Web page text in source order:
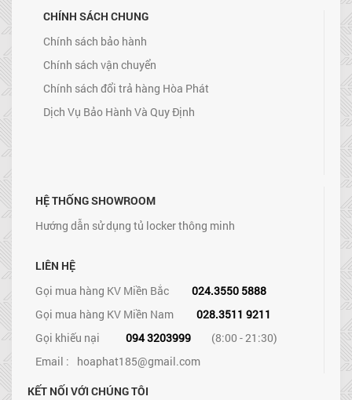
CHÍNH SÁCH CHUNG
Chính sách bảo hành
Chính sách vận chuyển
Chính sách đổi trả hàng Hòa Phát
Dịch Vụ Bảo Hành Và Quy Định
HỆ THỐNG SHOWROOM
Hướng dẫn sử dụng tủ locker thông minh
LIÊN HỆ
Gọi mua hàng KV Miền Bắc
024.3550 5888
Gọi mua hàng KV Miền Nam
028.3511 9211
Gọi khiếu nại
094 3203999
(8:00 - 21:30)
Email : hoaphat185@gmail.com
KẾT NỐI VỚI CHÚNG TÔI